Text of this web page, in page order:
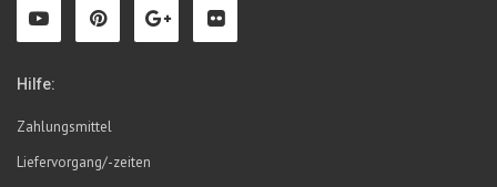
Hilfe:
Zahlungsmittel
Liefervorgang/-zeiten